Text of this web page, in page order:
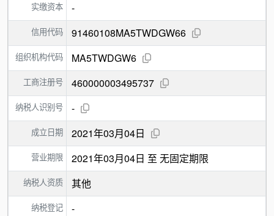
实缴资本 -
信用代码 91460108MA5TWDGW66
组织机构代码 MA5TWDGW6
工商注册号 460000003495737
纳税人识别号 -
成立日期 2021年03月04日
营业期限 2021年03月04日 至 无固定期限
纳税人资质 其他
纳税登记 -